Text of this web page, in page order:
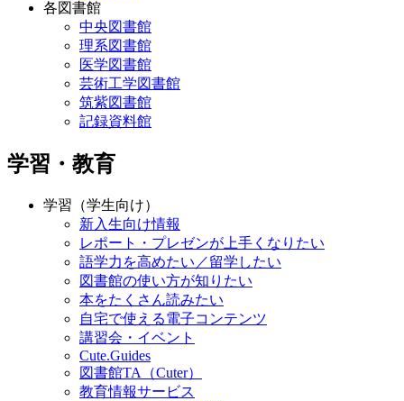
各図書館
中央図書館
理系図書館
医学図書館
芸術工学図書館
筑紫図書館
記録資料館
学習・教育
学習（学生向け）
新入生向け情報
レポート・プレゼンが上手くなりたい
語学力を高めたい／留学したい
図書館の使い方が知りたい
本をたくさん読みたい
自宅で使える電子コンテンツ
講習会・イベント
Cute.Guides
図書館TA（Cuter）
教育情報サービス